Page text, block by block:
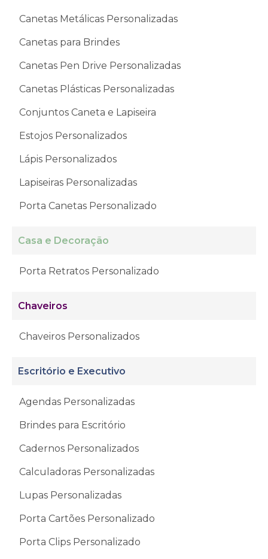
Canetas Metálicas Personalizadas
Canetas para Brindes
Canetas Pen Drive Personalizadas
Canetas Plásticas Personalizadas
Conjuntos Caneta e Lapiseira
Estojos Personalizados
Lápis Personalizados
Lapiseiras Personalizadas
Porta Canetas Personalizado
Casa e Decoração
Porta Retratos Personalizado
Chaveiros
Chaveiros Personalizados
Escritório e Executivo
Agendas Personalizadas
Brindes para Escritório
Cadernos Personalizados
Calculadoras Personalizadas
Lupas Personalizadas
Porta Cartões Personalizado
Porta Clips Personalizado